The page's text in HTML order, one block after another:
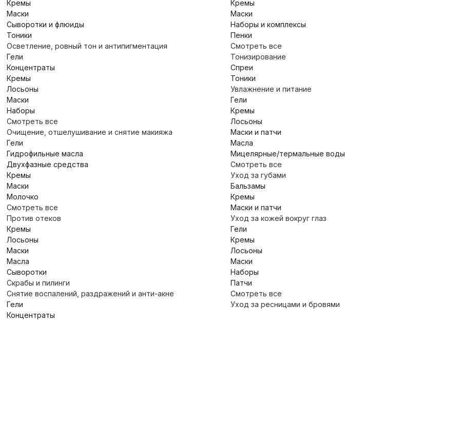
Кремы
Маски
Сыворотки и флюиды
Тоники
Осветление, ровный тон и антипигментация
Гели
Концентраты
Кремы
Лосьоны
Маски
Наборы
Смотреть все
Очищение, отшелушивание и снятие макияжа
Гели
Гидрофильные масла
Двухфазные средства
Кремы
Маски
Молочко
Смотреть все
Против отеков
Кремы
Лосьоны
Маски
Масла
Сыворотки
Скрабы и пилинги
Снятие воспалений, раздражений и анти-акне
Гели
Концентраты
Кремы
Маски
Наборы и комплексы
Пенки
Смотреть все
Тонизирование
Спреи
Тоники
Увлажнение и питание
Гели
Кремы
Лосьоны
Маски и патчи
Масла
Мицелярные/термальные воды
Смотреть все
Уход за губами
Бальзамы
Кремы
Маски и патчи
Уход за кожей вокруг глаз
Гели
Кремы
Лосьоны
Маски
Наборы
Патчи
Смотреть все
Уход за ресницами и бровями